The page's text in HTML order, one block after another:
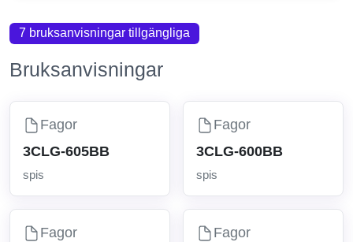
finns för närvarande 1 manual tillgänglig för
Fagor spisar, inklusive populära modeller som
4VFT-330B3S, vilket hjälper dig att få ut mesta
möjliga av din produkt.
7 bruksanvisningar tillgängliga
Bruksanvisningar
Fagor
3CLG-605BB
spis
Fagor
3CLG-600BB
spis
Fagor
Fagor